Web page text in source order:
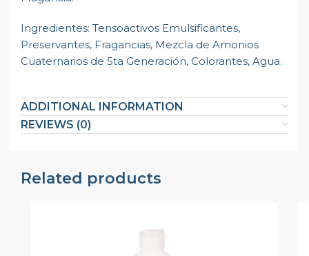
Ingredientes: Tensoactivos Emulsificantes,
Preservantes, Fragancias, Mezcla de Amonios
Cuaternarios de 5ta Generación, Colorantes, Agua.
ADDITIONAL INFORMATION
REVIEWS (0)
Related products